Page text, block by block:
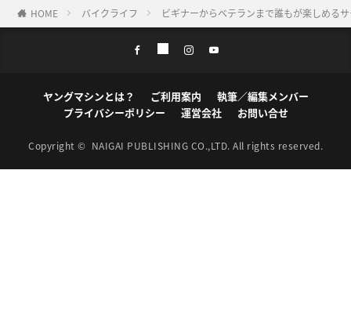
HOME バイクライフ ビギナーからベテランまで誰もが楽しめる
ヤングマシンとは？ ご利用案内
執筆／編集メンバー
プライバシーポリシー
運営会社 お問い合せ
Copyright © NAIGAI PUBLISHING CO.,LTD. All rights reserved.